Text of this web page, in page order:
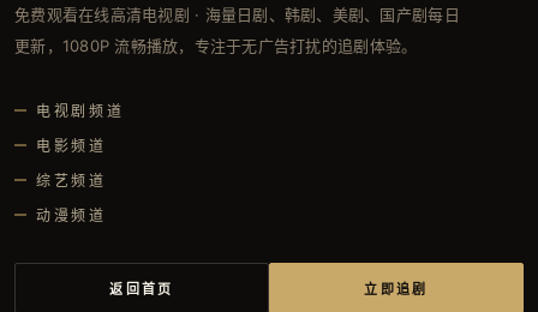
免费观看在线高清电视剧 · 海量日剧、韩剧、美剧、国产剧每日
更新，1080P 流畅播放，专注于无广告打扰的追剧体验。
电视剧频道
电影频道
综艺频道
动漫频道
返回首页 立即追剧